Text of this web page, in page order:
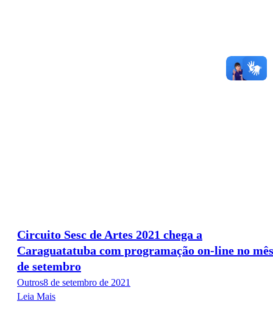
Circuito Sesc de Artes 2021 chega a
Caraguatatuba com programação on-line no mês
de setembro
Outros8 de setembro de 2021
Leia Mais